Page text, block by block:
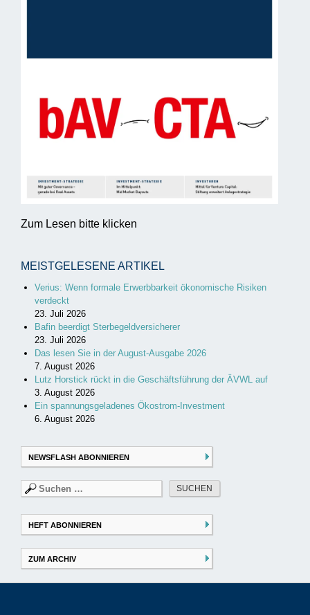
Zum Lesen bitte klicken
MEISTGELESENE ARTIKEL
Verius: Wenn formale Erwerbbarkeit ökonomische Risiken
verdeckt
23. Juli 2026
Bafin beerdigt Sterbegeldversicherer
23. Juli 2026
Das lesen Sie in der August-Ausgabe 2026
7. August 2026
Lutz Horstick rückt in die Geschäftsführung der ÄVWL auf
3. August 2026
Ein spannungsgeladenes Ökostrom-Investment
6. August 2026
NEWSFLASH ABONNIEREN
Suchen
nach:
HEFT ABONNIEREN
ZUM ARCHIV